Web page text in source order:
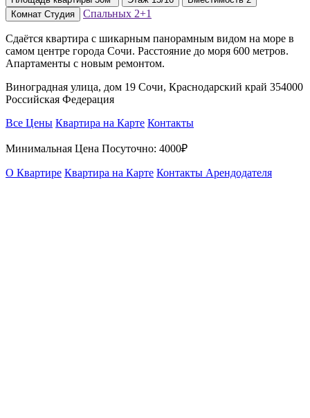
Комнат Студия Спальных 2+1
Сдаётся квартира с шикарным панорамным видом на море в
самом центре города Сочи. Расстояние до моря 600 метров.
Апартаменты с новым ремонтом.
Виноградная улица, дом 19 Сочи, Краснодарский край 354000
Российская Федерация
Все Цены Квартира на Карте Контакты
Минимальная Цена Посуточно: 4000₽
О Квартире Квартира на Карте Контакты Арендодателя